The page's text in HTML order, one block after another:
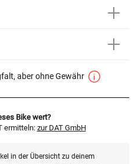
aber ohne Gewähr
Bike wert?
ermitteln: zur DAT GmbH
in der Übersicht zu deinem